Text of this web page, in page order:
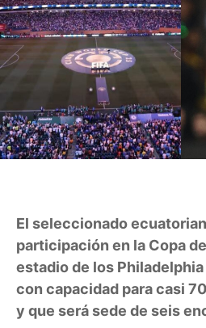
El seleccionado
participación en la Copa
estadio de los
con capacidad para casi
y que será sede de seis